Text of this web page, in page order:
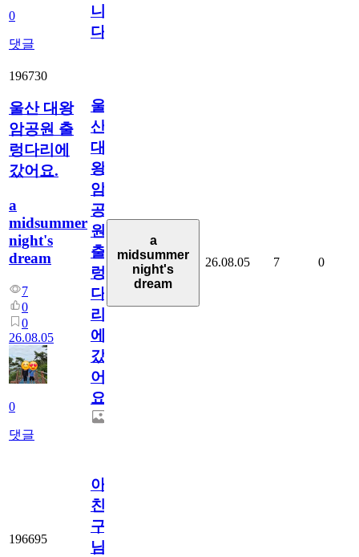
0
댓글
니
다
196730
울산 대왕
암공원 출
렁다리에
갔어요.
a
midsummer
night's
dream
7
0
0
26.08.05
0
댓글
울
산
대
왕
암
공
원
출
렁
다
리
에
갔
어
요.
a
midsummer
night's
dream
26.08.05 7 0
196695
아.
친
구
님